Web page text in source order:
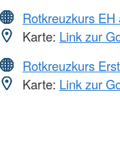
Rotkreuzkurs EH
Karte: Link zur
Rotkreuzkurs
Karte: Link zur